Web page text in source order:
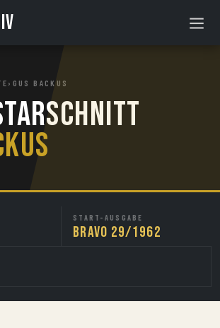
› GUS BACKUS
Starschnitt
START-AUSGABE
BRAVO 29/1962